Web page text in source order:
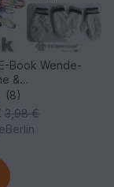
Book Wende-
&
Pdf-Datei
mit
für die ganze
(8)
3,98 €